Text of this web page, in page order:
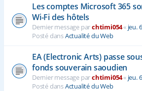
Les comptes Microsoft 365
Wi-Fi des hôtels
Dernier message parchtimi054« jeu.
Posté dansActualité du Web
EA (Electronic Arts) passe
fonds souverain saoudien
Dernier message parchtimi054« jeu.
Posté dansActualité du Web